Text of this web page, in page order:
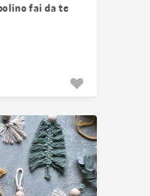
fai da te